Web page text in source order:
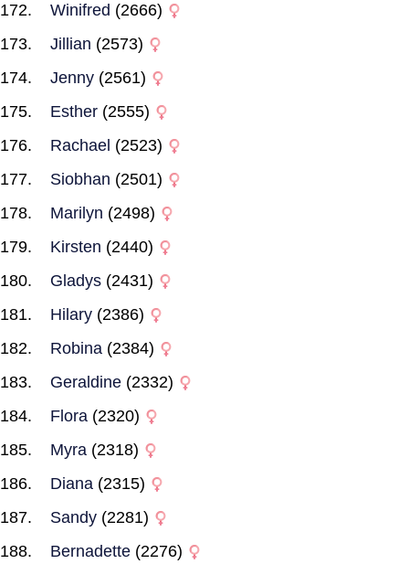
Winifred (2666)
Jillian (2573)
Jenny (2561)
Esther (2555)
Rachael (2523)
Siobhan (2501)
Marilyn (2498)
Kirsten (2440)
Gladys (2431)
Hilary (2386)
Robina (2384)
Geraldine (2332)
Flora (2320)
Myra (2318)
Diana (2315)
Sandy (2281)
Bernadette (2276)